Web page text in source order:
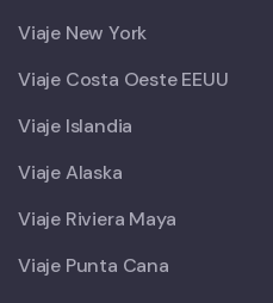
Viaje New York
Viaje Costa Oeste EEUU
Viaje Islandia
Viaje Alaska
Viaje Riviera Maya
Viaje Punta Cana